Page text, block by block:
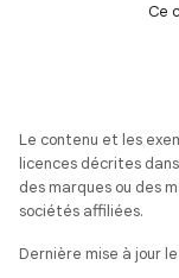
Ce
Le contenu et les
licences décrites
des marques ou des
sociétés affiliées.
Dernière mise à jour